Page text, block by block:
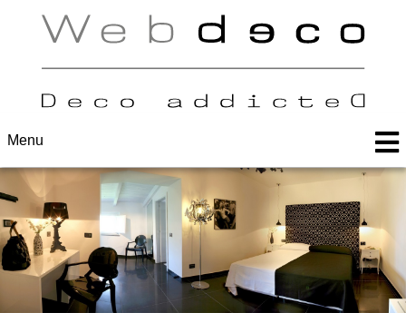
Menu